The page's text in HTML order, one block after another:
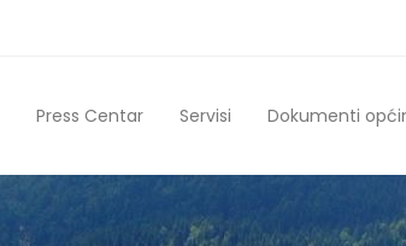
Press Centar Servisi Dokumenti